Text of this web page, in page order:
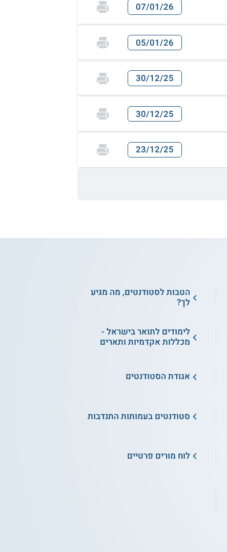
07/01/26
05/01/26
30/12/25
30/12/25
23/12/25
הטבות לסטודנטים, מה מגיע
לך?
לימודים לתואר בישראל -
מכללות אקדמיות ותארים
אגודת הסטודנטים
סטודנטים בעמותות התנדבות
לוח מורים פרטיים